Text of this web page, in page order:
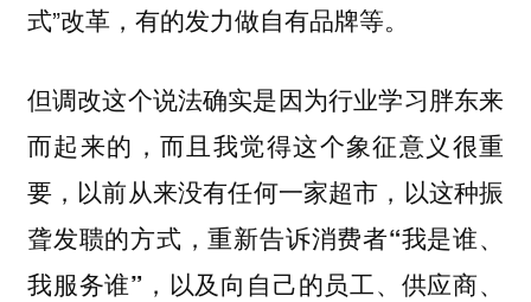
式”改革，有的发力做自有品牌等。
但调改这个说法确实是因为行业学习胖东来
而起来的，而且我觉得这个象征意义很重
要， 以前从来没有任何一家超市，以这种振
聋发聩的方式，重新告诉消费者“我是谁、
我服务谁”，以及向自己的员工、供应商、